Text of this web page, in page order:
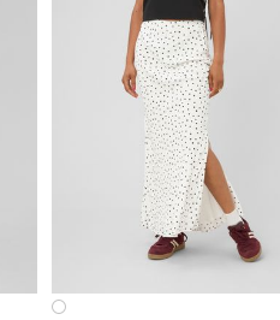
Image précédente
Image suivante